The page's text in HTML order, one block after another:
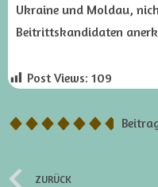
Ukraine und Moldau,
Beitrittskandidaten
Post Views: 109
ZURÜCK